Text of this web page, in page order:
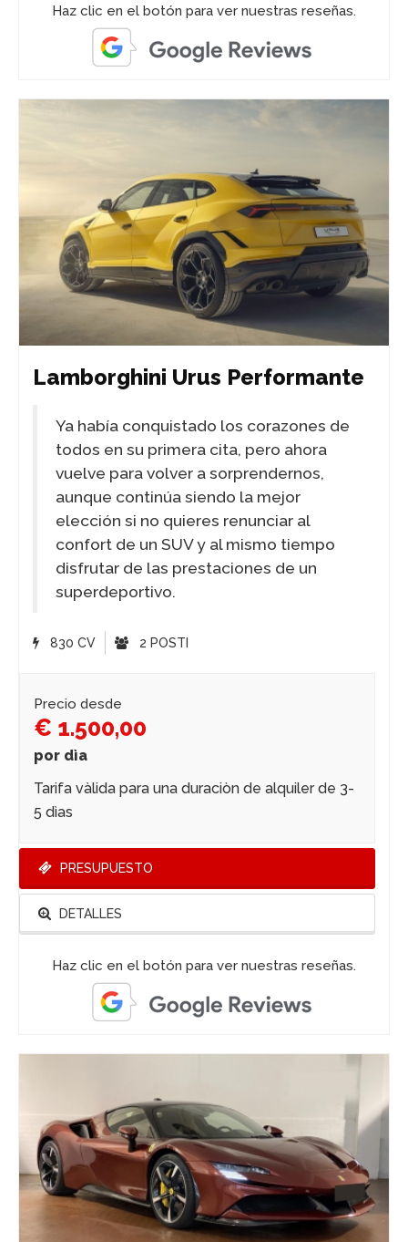
Haz clic en el botón para ver nuestras reseñas.
Lamborghini Urus Performante
Ya había conquistado los corazones de
todos en su primera cita, pero ahora
vuelve para volver a sorprendernos,
aunque continúa siendo la mejor
elección si no quieres renunciar al
confort de un SUV y al mismo tiempo
disfrutar de las prestaciones de un
superdeportivo.
830 CV 2 POSTI
Precio desde
€ 1.500,00
por dìa
Tarifa vàlida para una duraciòn de alquiler de 3-
5 dìas
PRESUPUESTO
DETALLES
Haz clic en el botón para ver nuestras reseñas.